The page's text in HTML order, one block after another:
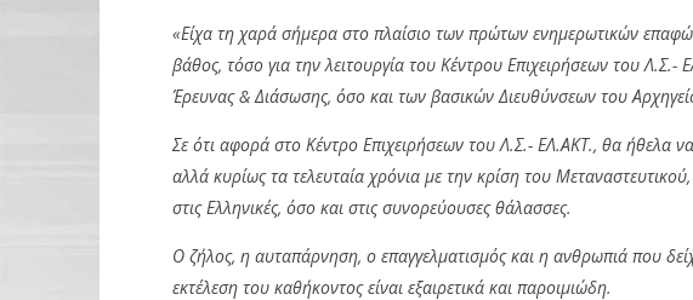
«Είχα τη χαρά σήμερα στο πλαίσιο των πρώτων ενημερωτικών
βάθος, τόσο για την λειτουργία του Κέντρου Επιχειρήσεων του Λ.Σ.-
Έρευνας & Διάσωσης, όσο και των βασικών Διευθύνσεων του
Σε ότι αφορά στο Κέντρο Επιχειρήσεων του Λ.Σ.- ΕΛ.ΑΚΤ., θα ήθελα
αλλά κυρίως τα τελευταία χρόνια με την κρίση του
στις Ελληνικές, όσο και στις συνορεύουσες θάλασσες.
Ο ζήλος, η αυταπάρνηση, ο επαγγελματισμός και η ανθρωπιά που
εκτέλεση του καθήκοντος είναι εξαιρετικά και παροιμιώδη.